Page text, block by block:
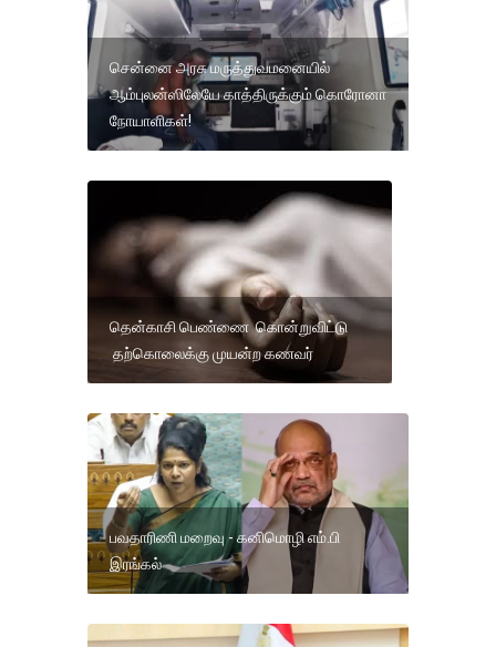
சென்னை அரசு மருத்துவமனையில்
ஆம்புலன்ஸிலேயே காத்திருக்கும் கொரோனா
நோயாளிகள்!
தென்காசி பெண்ணை கொன்றுவிட்டு
தற்கொலைக்கு முயன்ற கணவர்
பவதாரிணி மறைவு - கனிமொழி எம்.பி
இரங்கல்